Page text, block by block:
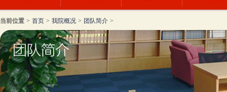
当前位置 > 首页 > 我院概况 > 团队简介 >